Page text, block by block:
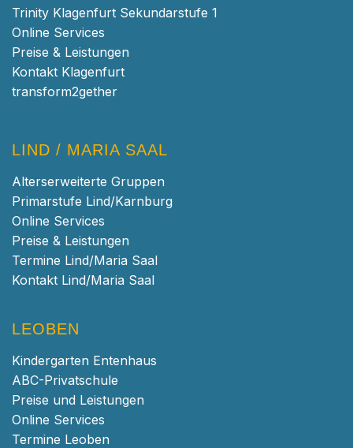
Trinity Klagenfurt Sekundarstufe 1
Online Services
Preise & Leistungen
Kontakt Klagenfurt
transform2gether
LIND / MARIA SAAL
Alterserweiterte Gruppen
Primarstufe Lind/Karnburg
Online Services
Preise & Leistungen
Termine Lind/Maria Saal
Kontakt Lind/Maria Saal
LEOBEN
Kindergarten Entenhaus
ABC-Privatschule
Preise und Leistungen
Online Services
Termine Leoben